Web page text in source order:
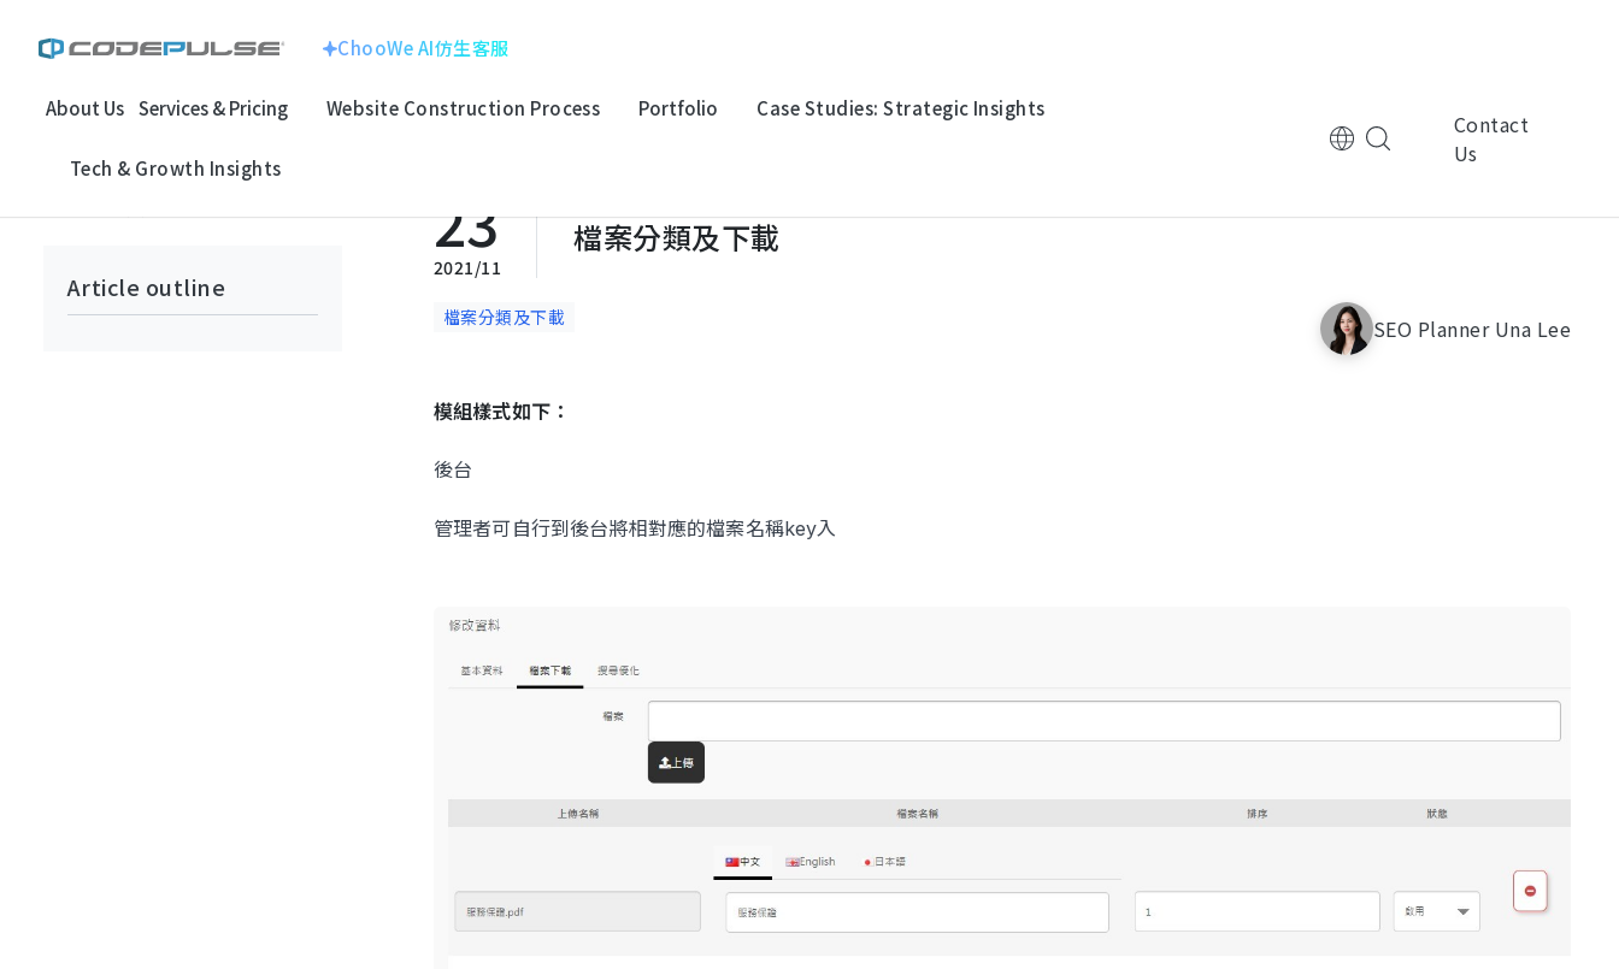
ChooWe AI仿生客服
About Us Services & Pricing Website Construction Process Portfolio Case Studies: Strategic Insights
Tech & Growth Insights
Contact
Us
Corporate Image
Multinational Corporation
龍銓集團
Multinational Corporation
上詮光纖
百揚資訊
ChooWe AI仿生客服
Website Construction Process
HomeModule電子商務檔案分類及下載
Article outline
23
2021/11
檔案分類及下載
檔案分類及下載 SEO Planner Una Lee
模組樣式如下：
後台
管理者可自行到後台將相對應的檔案名稱key入